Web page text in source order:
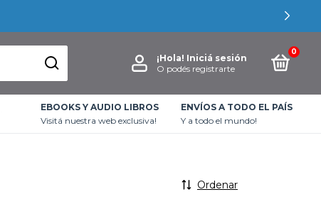
¡Hola! Iniciá sesión
O podés registrarte
0
EBOOKS Y AUDIO LIBROS
Visitá nuestra web exclusiva!
ENVÍOS A TODO EL PAÍS
Y a todo el mundo!
Ordenar